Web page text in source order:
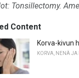
Tonsillectomy.
Content
Korva-kivun
KORVA, NENÄ JA